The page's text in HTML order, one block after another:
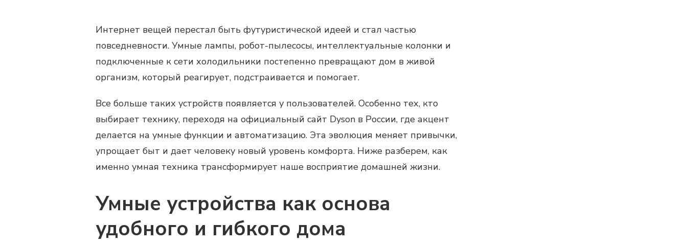
Интернет вещей перестал быть футуристической идеей и стал частью
повседневности. Умные лампы, робот-пылесосы, интеллектуальные колонки и
подключенные к сети холодильники постепенно превращают дом в живой
организм, который реагирует, подстраивается и помогает.
Все больше таких устройств появляется у пользователей. Особенно тех, кто
выбирает технику, переходя на официальный сайт Dyson в России, где акцент
делается на умные функции и автоматизацию. Эта эволюция меняет привычки,
упрощает быт и дает человеку новый уровень комфорта. Ниже разберем, как
именно умная техника трансформирует наше восприятие домашней жизни.
Умные устройства как основа
удобного и гибкого дома